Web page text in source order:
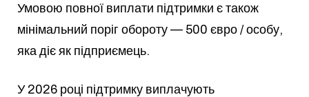
Умовою повної виплати підтримки є також
мінімальний поріг обороту — 500 євро / особу,
яка діє як підприємець.
У 2026 році підтримку виплачують